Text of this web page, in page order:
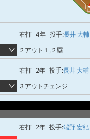
右打 4年 投手:長井 大輔
２アウト１,２塁
右打 2年 投手:長井 大輔
３アウトチェンジ
右打 2年 投手:端野 宏紀